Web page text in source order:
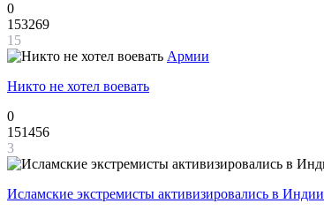
0
153269
15
Армии
Никто не хотел воевать
0
151456
3
Исламские экстремисты активизировались в Индии